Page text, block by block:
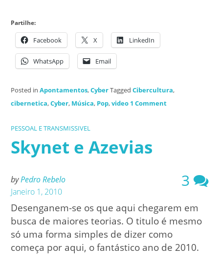
Partilhe:
Facebook X LinkedIn
WhatsApp Email
Posted inApontamentos,CyberTaggedCibercultura,
cibernetica,Cyber, Música, Pop,video 1 Comment
PESSOAL E TRANSMISSIVEL
Skynet e Azevias
byPedro Rebelo
Janeiro 1, 2010
3
Desenganem-se os que aqui chegarem em
busca de maiores teorias. O titulo é mesmo
só uma forma simples de dizer como
começa por aqui, o fantástico ano de 2010.